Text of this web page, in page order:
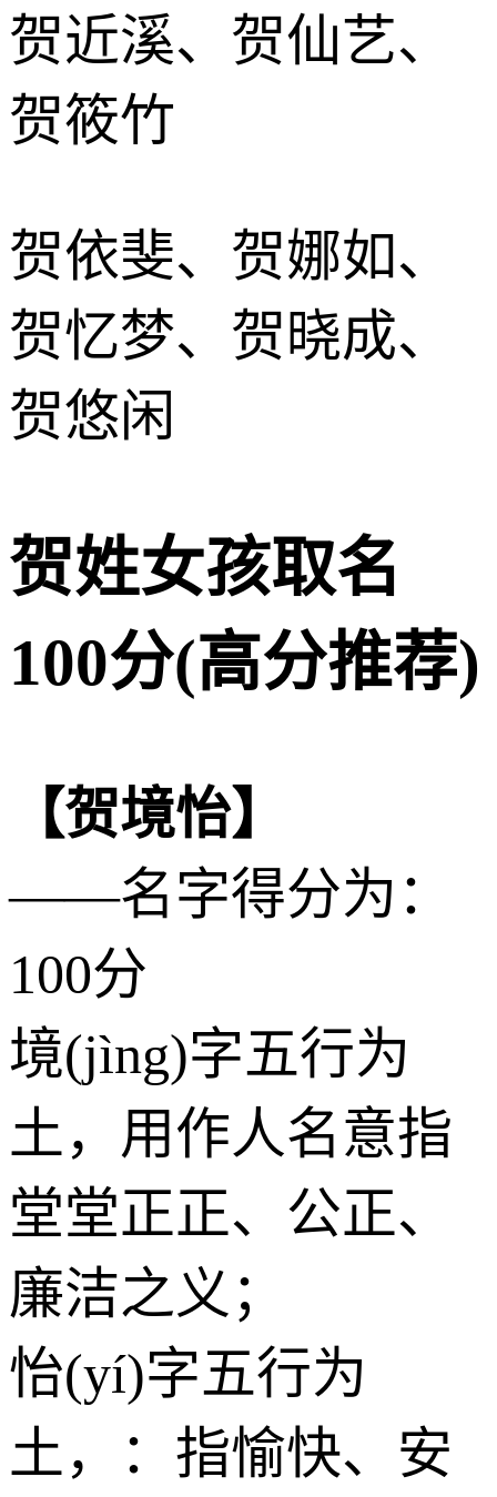
贺近溪、贺仙艺、
贺筱竹
贺依斐、贺娜如、
贺忆梦、贺晓成、
贺悠闲
贺姓女孩取名
100分(高分推荐)
【贺境怡】
——名字得分为：
100分
境(jìng)字五行为
土，用作人名意指
堂堂正正、公正、
廉洁之义；
怡(yí)字五行为
土，：指愉快、安